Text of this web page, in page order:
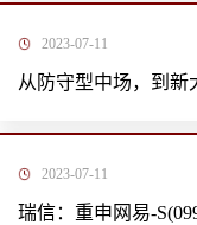
2023-07-11
从防守型中场，到新
2023-07-11
瑞信：重申网易-